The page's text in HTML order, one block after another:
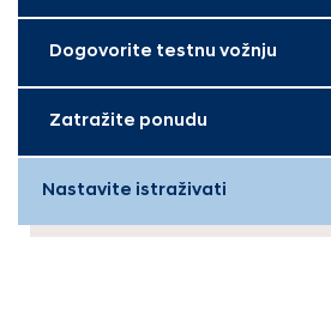
Dogovorite testnu vožnju
Zatražite ponudu
Nastavite istraživati